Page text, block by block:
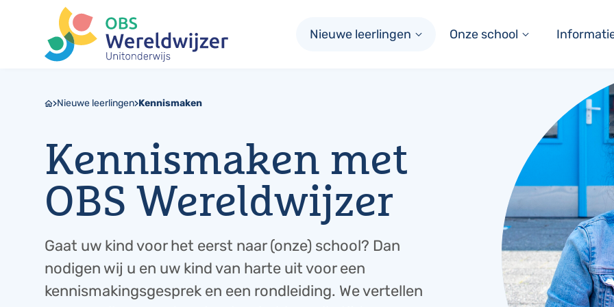
Nieuwe leerlingen Onze school
Nieuwe leerlingen Kennismaken
Kennismaken met
OBS Wereldwijzer
Gaat uw kind voor het eerst naar (onze) school? Dan
nodigen wij u en uw kind van harte uit voor een
kennismakingsgesprek en een rondleiding. We vertellen